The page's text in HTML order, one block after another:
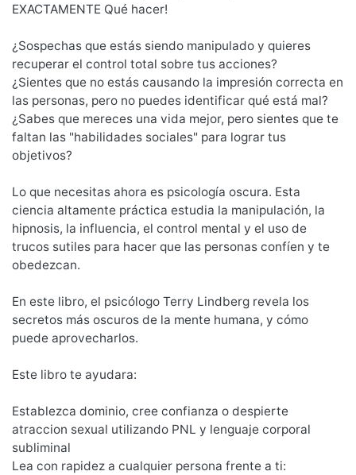
EXACTAMENTE Qué hacer!
¿Sospechas que estás siendo manipulado y quieres
recuperar el control total sobre tus acciones?
¿Sientes que no estás causando la impresión correcta en
las personas, pero no puedes identificar qué está mal?
¿Sabes que mereces una vida mejor, pero sientes que te
faltan las "habilidades sociales" para lograr tus
objetivos?
Lo que necesitas ahora es psicología oscura. Esta
ciencia altamente práctica estudia la manipulación, la
hipnosis, la influencia, el control mental y el uso de
trucos sutiles para hacer que las personas confíen y te
obedezcan.
En este libro, el psicólogo Terry Lindberg revela los
secretos más oscuros de la mente humana, y cómo
puede aprovecharlos.
Este libro te ayudara:
Establezca dominio, cree confianza o despierte
atraccion sexual utilizando PNL y lenguaje corporal
subliminal
Lea con rapidez a cualquier persona frente a ti: